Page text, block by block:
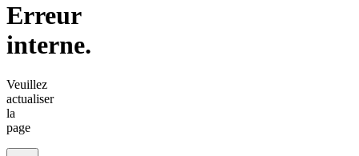
Erreur
interne.
Veuillez
actualiser
la
page